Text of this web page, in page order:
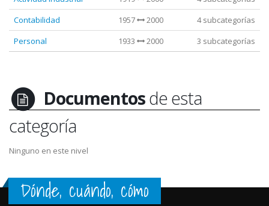
Contabilidad
1957 2000
4 subcategorías
Personal
1933 2000 3 subcategorías
Documentosde esta
categoría
Ninguno en este nivel
Dónde, cuándo, cómo